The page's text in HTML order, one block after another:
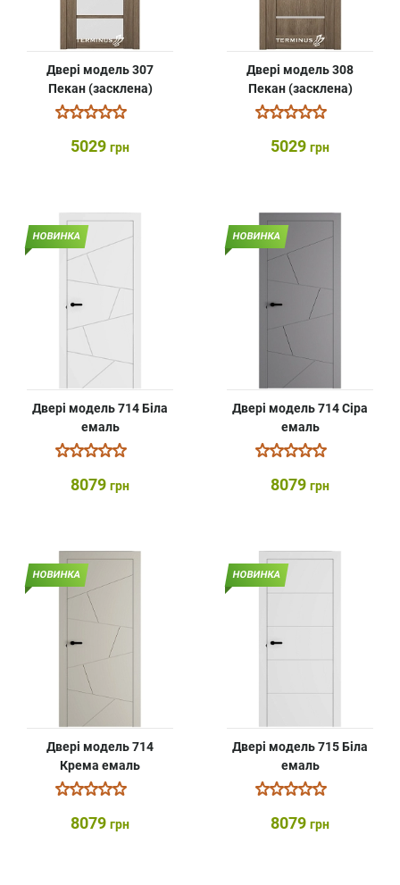
Двері модель 307
Пекан (засклена)
5029 грн
Двері модель 308
Пекан (засклена)
5029 грн
НОВИНКА
Двері модель 714 Біла
емаль
8079 грн
НОВИНКА
Двері модель 714 Сіра
емаль
8079 грн
НОВИНКА
Двері модель 714
Крема емаль
8079 грн
НОВИНКА
Двері модель 715 Біла
емаль
8079 грн